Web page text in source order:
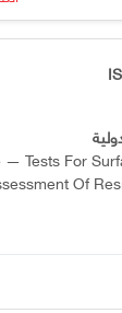
— Tests For
Of